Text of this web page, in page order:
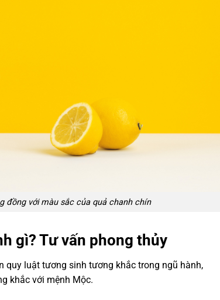
đồng với màu sắc của quả chanh chín
gì? Tư vấn phong thủy
quy luật tương sinh tương khắc trong ngũ hành,
khắc với mệnh Mộc.